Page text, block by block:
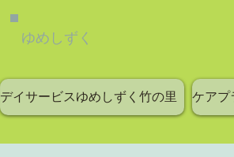
ゆめしずく
デイサービスゆめしずく竹の里 ケアプ